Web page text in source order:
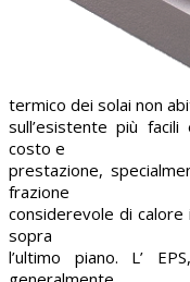
termico dei solai non
sull’esistente più
costo e
prestazione,
frazione
considerevole di
sopra
l’ultimo piano. L’